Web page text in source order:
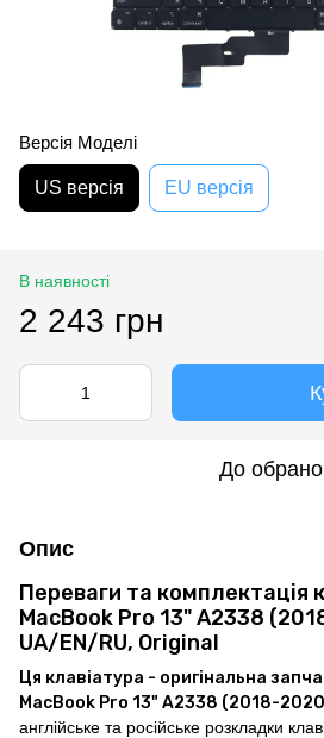
Версія Моделі
US версія EU версія
В наявності
2 243 грн
До
Опис
Переваги та комплектація
MacBook Pro 13" A2338
UA/EN/RU, Original
Ця клавіатура - оригінальна
MacBook Pro 13" A2338 (2018-
англійське та російське розкладки